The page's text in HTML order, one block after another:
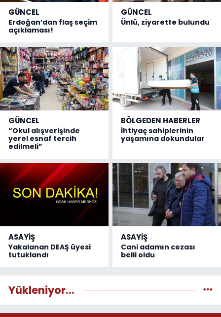
GÜNCEL
Erdoğan’dan flaş seçim
açıklaması!
GÜNCEL
Ünlü, ziyarette bulundu
GÜNCEL
“Okul alışverişinde
yerel esnaf tercih
edilmeli”
BÖLGEDEN HABERLER
İhtiyaç sahiplerinin
yaşamına dokundular
ASAYİŞ
Yakalanan DEAŞ üyesi
tutuklandı
ASAYİŞ
Cani adamın cezası
belli oldu
Yükleniyor...